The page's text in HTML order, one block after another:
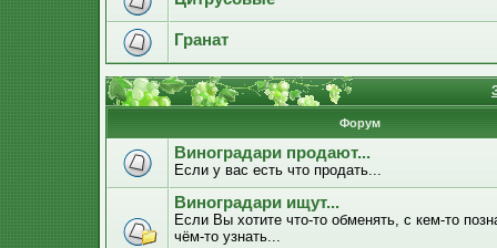
Гранат
Форум
Виноградари продают...
Если у вас есть что продать...
Виноградари ищут...
Если Вы хотите что-то обменять, с кем-то
чём-то узнать...